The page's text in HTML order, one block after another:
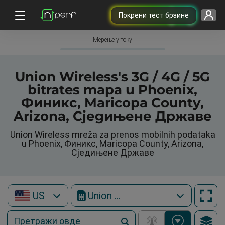
Покрени тест брзине
Мерење у току
Union Wireless's 3G / 4G / 5G
bitrates mapa u Phoenix,
Финикс, Maricopa County,
Arizona, Сједињене Државе
Union Wireless mreža za prenos mobilnih podataka
u Phoenix, Финикс, Maricopa County, Arizona,
Сједињене Државе
US Union Wireless